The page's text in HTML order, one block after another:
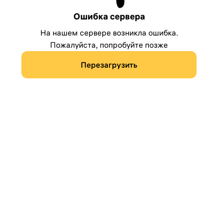
Ошибка сервера
На нашем сервере возникла ошибка.
Пожалуйста, попробуйте позже
Перезагрузить